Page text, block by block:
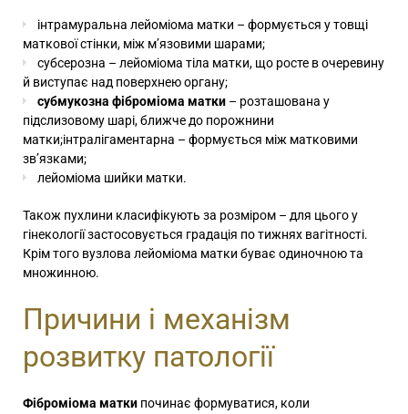
інтрамуральна лейоміома матки – формується у товщі
маткової стінки, між м’язовими шарами;
субсерозна – лейоміома тіла матки, що росте в очеревину
й виступає над поверхнею органу;
субмукозна фіброміома матки – розташована у
підслизовому шарі, ближче до порожнини
матки;інтралігаментарна – формується між матковими
зв’язками;
лейоміома шийки матки.
Також пухлини класифікують за розміром – для цього у
гінекології застосовується градація по тижнях вагітності.
Крім того вузлова лейоміома матки буває одиночною та
множинною.
Причини і механізм
розвитку патології
Фіброміома матки починає формуватися, коли